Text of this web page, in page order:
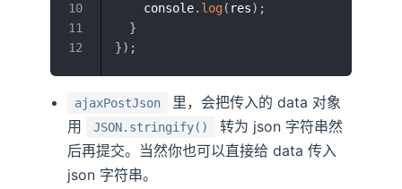
    console
. log( res) ;
}
}) ;
ajaxPostJson
里，会把传入的 data 对象
用
JSON.stringify()
转为 json 字符串然
后再提交。当然你也可以直接给 data 传入
json 字符串。